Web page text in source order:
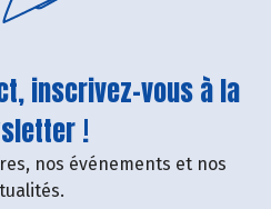
inscrivez-vous à la
!
nos événements et nos